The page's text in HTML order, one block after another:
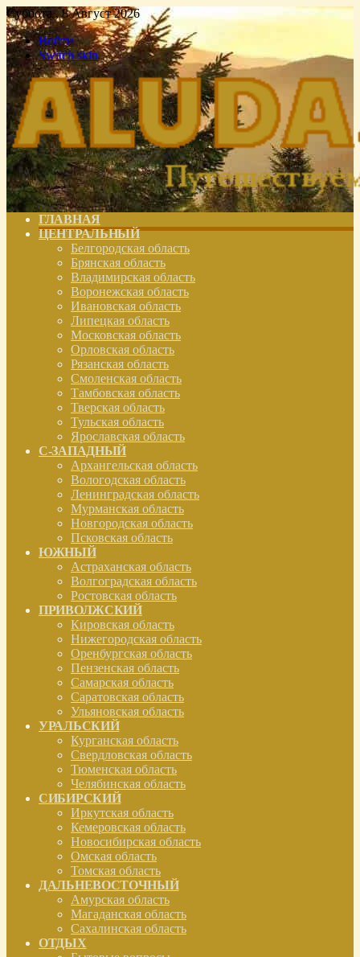
Суббота , 8 Август 2026
Войти
Switch skin
ГЛАВНАЯ
ЦЕНТРАЛЬНЫЙ
Белгородская область
Брянская область
Владимирская область
Воронежская область
Ивановская область
Липецкая область
Московская область
Орловская область
Рязанская область
Смоленская область
Тамбовская область
Тверская область
Тульская область
Ярославская область
С-ЗАПАДНЫЙ
Архангельская область
Вологодская область
Ленинградская область
Мурманская область
Новгородская область
Псковская область
ЮЖНЫЙ
Астраханская область
Волгоградская область
Ростовская область
ПРИВОЛЖСКИЙ
Кировская область
Нижегородская область
Оренбургская область
Пензенская область
Самарская область
Саратовская область
Ульяновская область
УРАЛЬСКИЙ
Курганская область
Свердловская область
Тюменская область
Челябинская область
СИБИРСКИЙ
Иркутская область
Кемеровская область
Новосибирская область
Омская область
Томская область
ДАЛЬНЕВОСТОЧНЫЙ
Амурская область
Магаданская область
Сахалинская область
ОТДЫХ